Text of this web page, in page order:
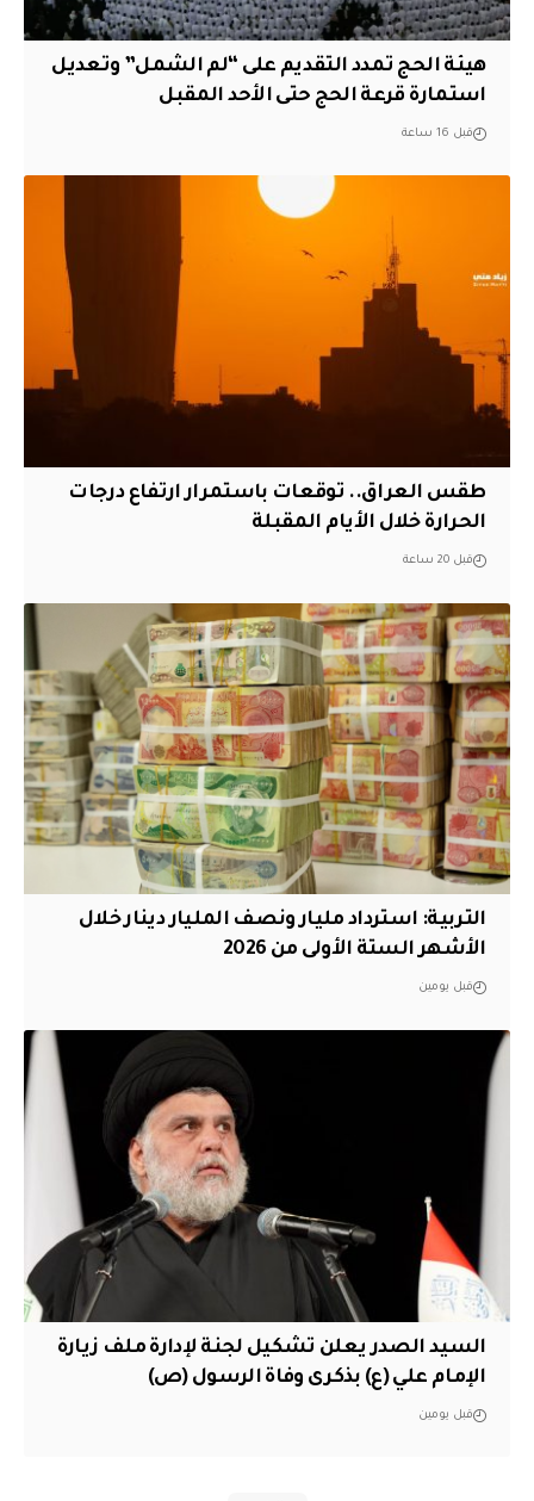
هيئة الحج تمدد التقديم على “لم الشمل” وتعديل
استمارة قرعة الحج حتى الأحد المقبل
قبل 16 ساعة
طقس العراق.. توقعات باستمرار ارتفاع درجات
الحرارة خلال الأيام المقبلة
قبل 20 ساعة
التربية: استرداد مليار ونصف المليار دينار خلال
الأشهر الستة الأولى من 2026
قبل يومين
السيد الصدر يعلن تشكيل لجنة لإدارة ملف زيارة
الإمام علي (ع) بذكرى وفاة الرسول (ص)
قبل يومين